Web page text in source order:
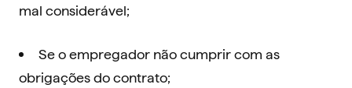
mal considerável;
Se o empregador não cumprir com as
obrigações do contrato;